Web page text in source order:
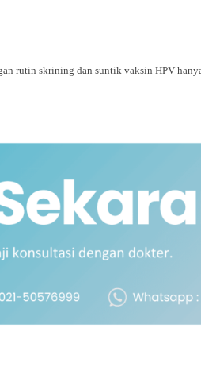
rutin skrining dan suntik vaksin HPV